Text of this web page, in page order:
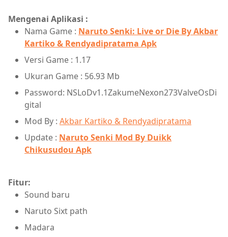
Mengenai Aplikasi :
Nama Game : Naruto Senki: Live or Die By Akbar
Kartiko & Rendyadipratama Apk
Versi Game : 1.17
Ukuran Game : 56.93 Mb
Password: NSLoDv1.1ZakumeNexon273ValveOsDi
gital
Mod By : Akbar Kartiko & Rendyadipratama
Update : Naruto Senki Mod By Duikk
Chikusudou Apk
Fitur:
Sound baru
Naruto Sixt path
Madara